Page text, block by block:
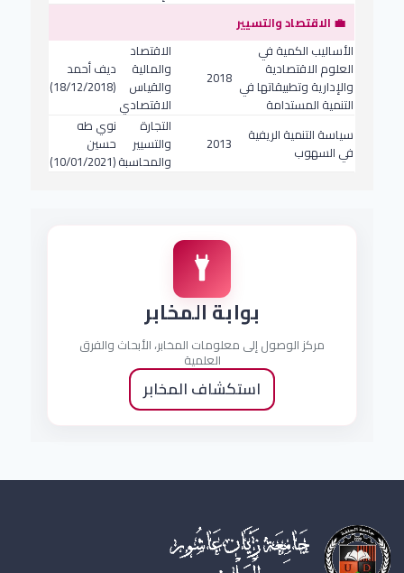
💼 الاقتصاد والتسيير
الأساليب الكمية في
العلوم الاقتصادية
والإدارية وتطبيقاتها في
التنمية المستدامة
2018
الاقتصاد
والمالية
والقياس
الاقتصادي
ديف أحمد
(18/12/2018)
سياسة التنمية الريفية
في السهوب
2013
التجارة
والتسيير
والمحاسبة
نوي طه
حسين
(10/01/2021)
بوابة المخابر
مركز الوصول إلى معلومات المخابر، الأبحاث والفرق
العلمية
استكشاف المخابر